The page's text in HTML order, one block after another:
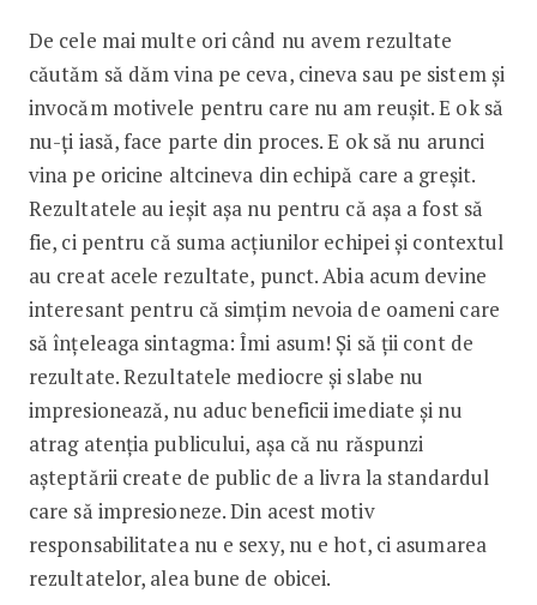
De cele mai multe ori când nu avem rezultate
căutăm să dăm vina pe ceva, cineva sau pe sistem și
invocăm motivele pentru care nu am reușit. E ok să
nu-ți iasă, face parte din proces. E ok să nu arunci
vina pe oricine altcineva din echipă care a greșit.
Rezultatele au ieșit așa nu pentru că așa a fost să
fie, ci pentru că suma acțiunilor echipei și contextul
au creat acele rezultate, punct. Abia acum devine
interesant pentru că simțim nevoia de oameni care
să înțeleaga sintagma: Îmi asum! Și să ții cont de
rezultate. Rezultatele mediocre și slabe nu
impresionează, nu aduc beneficii imediate și nu
atrag atenția publicului, așa că nu răspunzi
așteptării create de public de a livra la standardul
care să impresioneze. Din acest motiv
responsabilitatea nu e sexy, nu e hot, ci asumarea
rezultatelor, alea bune de obicei.